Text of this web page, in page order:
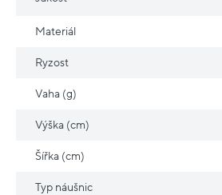
Materiál
Ryzost
Vaha (g)
Výška (cm)
Šířka (cm)
Typ náušnic